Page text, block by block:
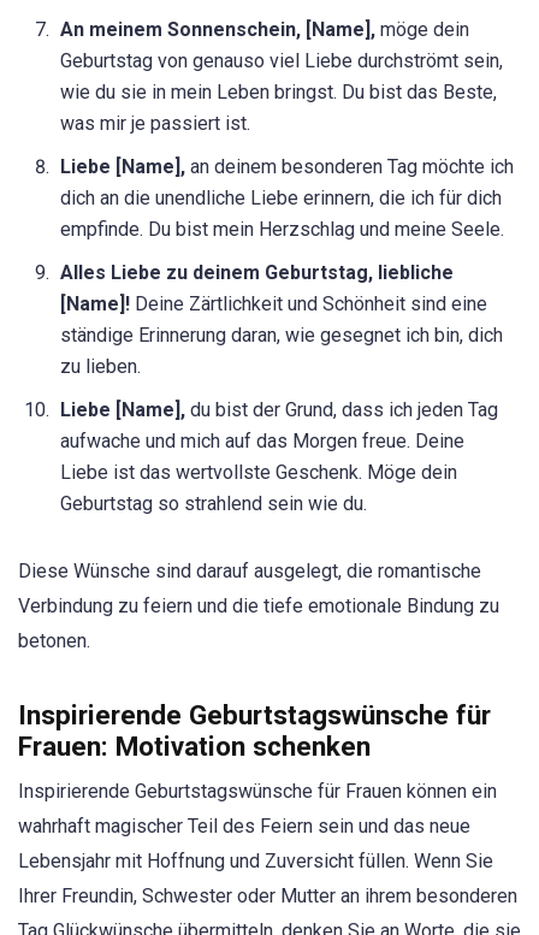
An meinem Sonnenschein, [Name], möge dein
Geburtstag von genauso viel Liebe durchströmt sein,
wie du sie in mein Leben bringst. Du bist das Beste,
was mir je passiert ist.
Liebe [Name], an deinem besonderen Tag möchte ich
dich an die unendliche Liebe erinnern, die ich für dich
empfinde. Du bist mein Herzschlag und meine Seele.
Alles Liebe zu deinem Geburtstag, liebliche
[Name]! Deine Zärtlichkeit und Schönheit sind eine
ständige Erinnerung daran, wie gesegnet ich bin, dich
zu lieben.
Liebe [Name], du bist der Grund, dass ich jeden Tag
aufwache und mich auf das Morgen freue. Deine
Liebe ist das wertvollste Geschenk. Möge dein
Geburtstag so strahlend sein wie du.
Diese Wünsche sind darauf ausgelegt, die romantische
Verbindung zu feiern und die tiefe emotionale Bindung zu
betonen.
Inspirierende Geburtstagswünsche für
Frauen: Motivation schenken
Inspirierende Geburtstagswünsche für Frauen können ein
wahrhaft magischer Teil des Feiern sein und das neue
Lebensjahr mit Hoffnung und Zuversicht füllen. Wenn Sie
Ihrer Freundin, Schwester oder Mutter an ihrem besonderen
Tag Glückwünsche übermitteln, denken Sie an Worte, die sie